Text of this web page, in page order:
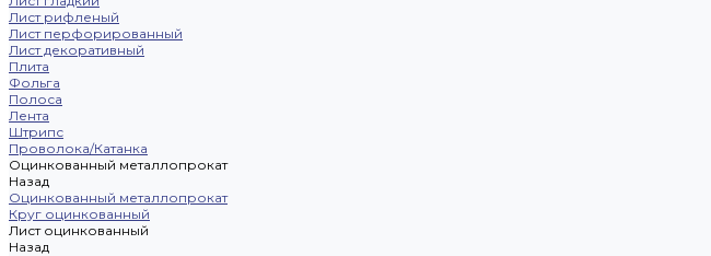
Лист рифленый
Лист перфорированный
Лист декоративный
Плита
Фольга
Полоса
Лента
Штрипс
Проволока/Катанка
Оцинкованный металлопрокат
Назад
Оцинкованный металлопрокат
Круг оцинкованный
Лист оцинкованный
Назад